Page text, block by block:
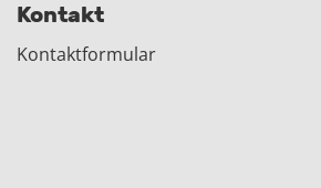
Kontakt
Kontaktformular